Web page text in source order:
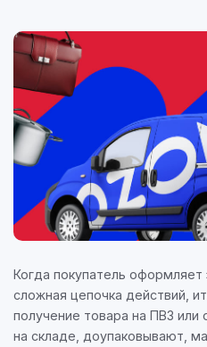
Когда покупатель оформляет
сложная цепочка действий,
получение товара на ПВЗ или
на складе, доупаковывают,